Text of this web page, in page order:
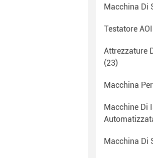
Macchina Di
Testatore AOI
Attrezzature
(23)
Macchina
Macchine Di
Macchina Di